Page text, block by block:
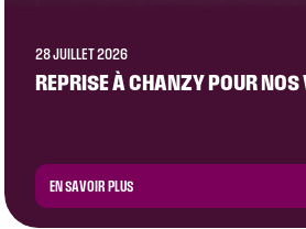
28 JUILLET 2026
REPRISE À CHANZY POUR NOS
EN SAVOIR PLUS